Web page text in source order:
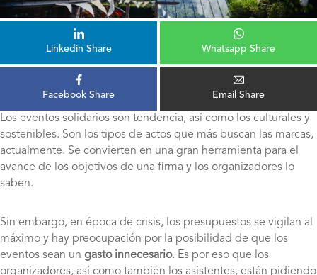
Linkedin Share Whatsapp Share
Facebook Share Email Share
Los eventos solidarios son tendencia, así como los culturales y
sostenibles. Son los tipos de actos que más buscan las marcas,
actualmente. Se convierten en una gran herramienta para el
avance de los objetivos de una firma y los organizadores lo
saben.
Sin embargo, en época de crisis, los presupuestos se vigilan al
máximo y hay preocupación por la posibilidad de que los
eventos sean un gasto innecesario. Es por eso que los
organizadores, así como también los asistentes, están pidiendo